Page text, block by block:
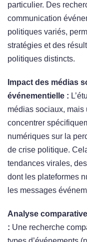
particulier. Des
communication
politiques variés,
stratégies et des
politiques distincts.
Impact des médias
événementielle :
médias sociaux, mais
concentrer
numériques sur la
de crise politique.
tendances virales,
dont les plateformes
les messages
Analyse
: Une recherche